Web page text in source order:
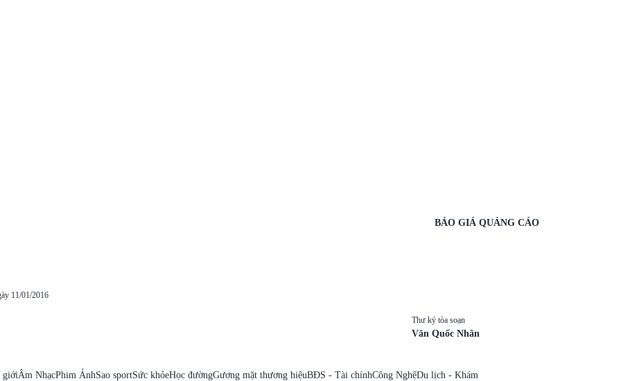
BÁO GIÁ QUẢNG CÁO
11/01/2016
Thư ký tòa soạn
Văn Quốc Nhân
giớiÂm NhạcPhim ẢnhSao sportSức khỏeHọc đườngGương mặt thương hiệuBĐS - Tài chínhCông NghệDu lịch - Khám